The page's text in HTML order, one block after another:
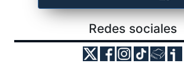
Redes sociales